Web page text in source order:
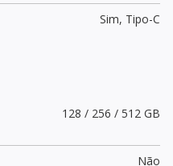
Sim, Tipo-C
128 / 256 / 512 GB
Não